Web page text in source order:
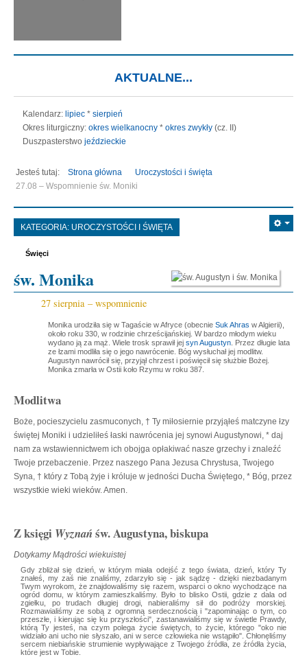
AKTUALNE...
Kalendarz: lipiec * sierpień
Okres liturgiczny: okres wielkanocny * okres zwykły (cz. II)
Duszpasterstwo jeździeckie
Jesteś tutaj: Strona główna
Uroczystości i święta
27.08 – Wspomnienie św. Moniki
KATEGORIA: UROCZYSTOŚCI I ŚWIĘTA
Święci
św. Monika
27 sierpnia – wspomnienie
Monika urodziła się w Tagaście w Afryce (obecnie Suk Ahras w Algierii),
około roku 330, w rodzinie chrześcijańskiej. W bardzo młodym wieku
wydano ją za mąż. Wiele trosk sprawił jej syn Augustyn . Przez długie lata
ze łzami modliła się o jego nawrócenie. Bóg wysłuchał jej modlitw.
Augustyn nawrócił się, przyjął chrzest i poświęcił się służbie Bożej.
Monika zmarła w Ostii koło Rzymu w roku 387.
Modlitwa
Boże, pocieszycielu zasmuconych, † Ty miłosiernie przyjąłeś matczyne łzy
świętej Moniki i udzieliłeś łaski nawrócenia jej synowi Augustynowi, * daj
nam za wstawiennictwem ich obojga opłakiwać nasze grzechy i znaleźć
Twoje przebaczenie. Przez naszego Pana Jezusa Chrystusa, Twojego
Syna, † który z Tobą żyje i króluje w jedności Ducha Świętego, * Bóg, przez
wszystkie wieki wieków. Amen.
Z księgi Wyznań św. Augustyna, biskupa
Dotykamy Mądrości wiekuistej
Gdy zbliżał się dzień, w którym miała odejść z tego świata, dzień, który Ty
znałeś, my zaś nie znaliśmy, zdarzyło się - jak sądzę - dzięki niezbadanym
Twym wyrokom, że znajdowaliśmy się razem, wsparci o okno wychodzące na
ogród domu, w którym zamieszkaliśmy. Było to blisko Ostii, gdzie z dala od
zgiełku, po trudach długiej drogi, nabieraliśmy sił do podróży morskiej.
Rozmawialiśmy ze sobą z ogromną serdecznością i "zapominając o tym, co
przeszłe, i kierując się ku przyszłości", zastanawialiśmy się w świetle Prawdy,
którą Ty jesteś, na czym polega życie świętych, to życie, którego "oko nie
widziało ani ucho nie słyszało, ani w serce człowieka nie wstąpiło". Chłonęliśmy
sercem niebiańskie strumienie wypływające z Twojego źródła, ze źródła życia,
które jest w Tobie.